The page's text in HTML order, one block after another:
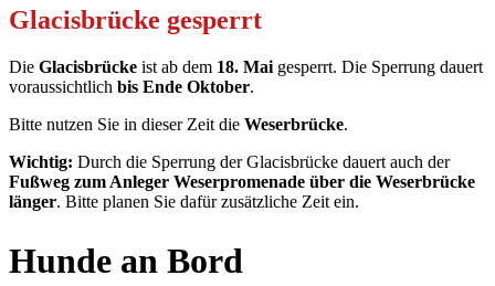
Glacisbrücke gesperrt
Die Glacisbrücke ist ab dem 18. Mai gesperrt. Die Sperrung dauert
voraussichtlich bis Ende Oktober.
Bitte nutzen Sie in dieser Zeit die Weserbrücke.
Wichtig: Durch die Sperrung der Glacisbrücke dauert auch der
Fußweg zum Anleger Weserpromenade über die Weserbrücke
länger. Bitte planen Sie dafür zusätzliche Zeit ein.
Hunde an Bord